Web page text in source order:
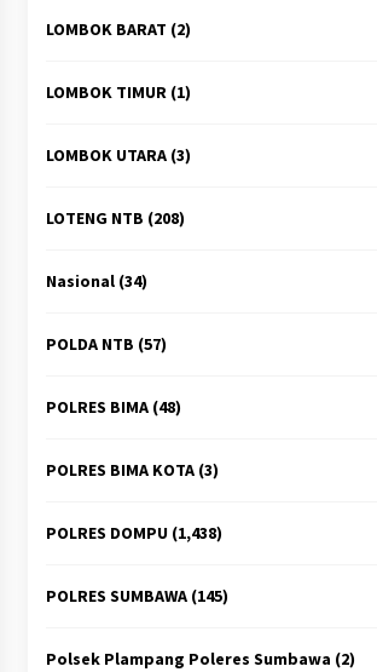
LOMBOK BARAT (2)
LOMBOK TIMUR(1)
LOMBOK UTARA(3)
LOTENG NTB (208)
Nasional(34)
POLDA NTB (57)
POLRES BIMA(48)
POLRES BIMA KOTA(3)
POLRES DOMPU(1,438)
POLRES SUMBAWA(145)
Polsek Plampang Poleres Sumbawa (2)